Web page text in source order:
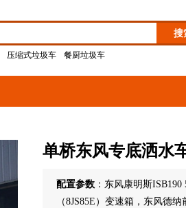
压缩式垃圾车 餐厨垃圾车
单桥东风专底洒水
配置参数 ：东风康明斯
（8JS85E）变速箱，东风德